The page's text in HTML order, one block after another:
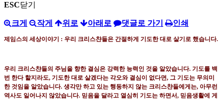
ESC닫기
크게 작게 위로 아래로 댓글로 가기 인쇄
제임스의 세상이야기 : 우리 크리스챤들은 간절하게 기도한 대로 살기로 했습니다.
우리 크리스챤들의 주님을 향한 결심은 강력한 능력인 것을 알았습니다. 기도를 백
번 한다 할지라도, 기도한대로 살겠다는 각오와 결심이 없다면, 그 기도는 무의미
한 것임을 알았습니다. 생각만 하고 있는 행동하지 않는 크리스챤들에게는, 아무런
역사도 일어나지 않았습니다. 믿음을 달라고 열심히 기도는 하면서, 믿음생활에 게